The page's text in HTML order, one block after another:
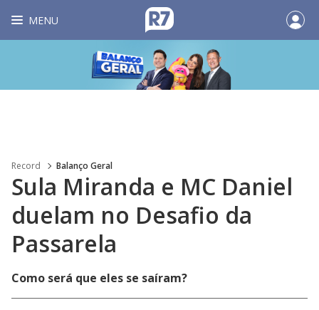
MENU
Record Balanço Geral
Sula Miranda e MC Daniel
duelam no Desafio da
Passarela
Como será que eles se saíram?